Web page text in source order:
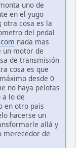
uno de
en el yugo
otra cosa es la
del pedal
nada mas
un motor de
de transmisión
cosa es que
desde 0
no haya pelotas
a lo de
en otro pais
hacerse un
allá y
merecedor de